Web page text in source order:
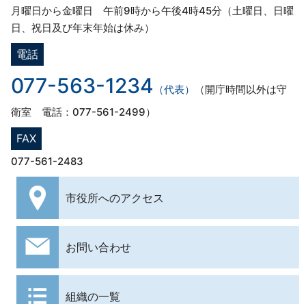
月曜日から金曜日 午前9時から午後4時45分（土曜日、日曜
日、祝日及び年末年始は休み）
電話
077-563-1234 （代表）
（開庁時間以外は守
衛室 電話：077-561-2499）
FAX
077-561-2483
市役所へのアクセス
お問い合わせ
組織の一覧